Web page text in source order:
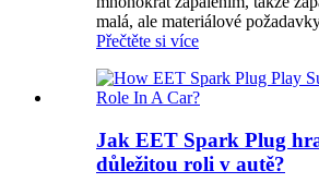
malá, ale materiálové
Přečtěte si více
Jak EET Spark Plug
důležitou roli v autě?